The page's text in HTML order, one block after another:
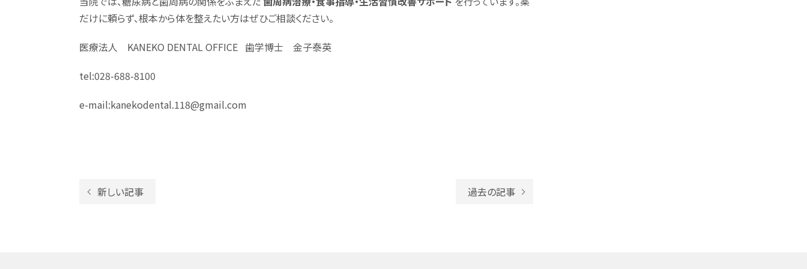
だけに頼らず、根本から体を整えたい方はぜひご相談ください。
医療法人 KANEKO DENTAL OFFICE 歯学博士 金子泰英
tel:028-688-8100
e-mail:kanekodental.118@gmail.com
新しい記事 過去の記事